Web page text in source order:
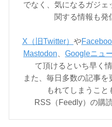
でなく、気になるガジェ
関する情報も発
X（旧Twitter） や
Mastodon
Googleニュ
て頂けるといち早く
また、毎日多数の記事
もれてしまうこと
RSS（Feedly）の購